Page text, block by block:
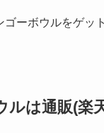
ゴーボウルをゲッ
ルは通販(楽